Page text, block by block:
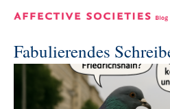
Fabulierendes